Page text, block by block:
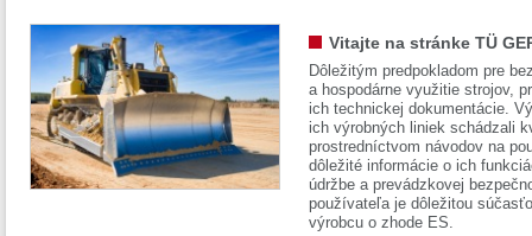
Vitajte na stránke TÜ
Dôležitým predpokladom pre
a hospodárne využitie strojov,
ich technickej dokumentácie.
ich výrobných liniek schádzali
prostredníctvom návodov na
dôležité informácie o ich
údržbe a prevádzkovej
používateľa je dôležitou
výrobcu o zhode ES.